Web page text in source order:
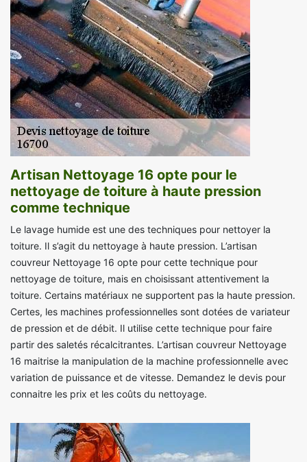
Artisan Nettoyage 16 opte pour le
nettoyage de toiture à haute pression
comme technique
Le lavage humide est une des techniques pour nettoyer la
toiture. Il s’agit du nettoyage à haute pression. L’artisan
couvreur Nettoyage 16 opte pour cette technique pour
nettoyage de toiture, mais en choisissant attentivement la
toiture. Certains matériaux ne supportent pas la haute pression.
Certes, les machines professionnelles sont dotées de variateur
de pression et de débit. Il utilise cette technique pour faire
partir des saletés récalcitrantes. L’artisan couvreur Nettoyage
16 maitrise la manipulation de la machine professionnelle avec
variation de puissance et de vitesse. Demandez le devis pour
connaitre les prix et les coûts du nettoyage.